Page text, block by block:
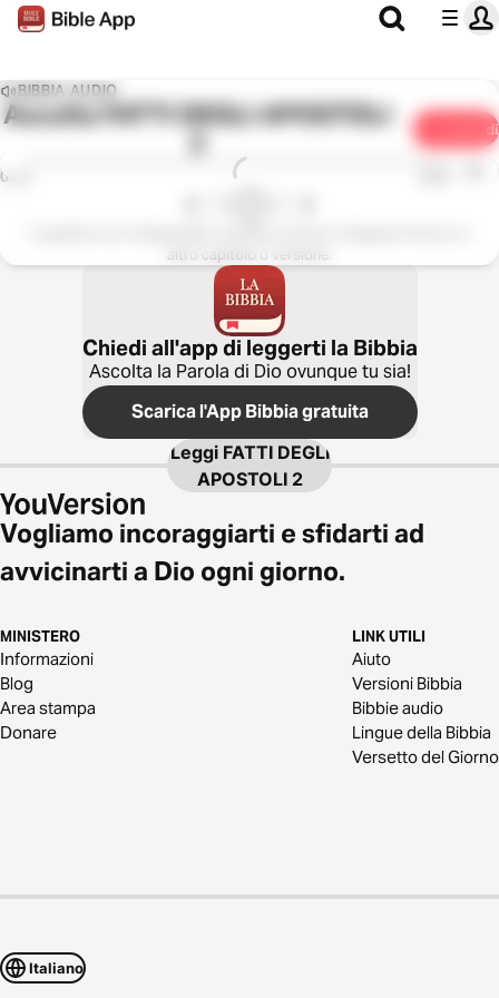
BIBBIA AUDIO
Ascolta FATTI DEGLI APOSTOLI
Condividi
0:00
altro capitolo o versione.
Chiedi all'app di leggerti la Bibbia
Ascolta la Parola di Dio ovunque tu sia!
Scarica l'App Bibbia gratuita
Leggi FATTI DEGLI
APOSTOLI 2
Vogliamo incoraggiarti e sfidarti ad
avvicinarti a Dio ogni giorno.
MINISTERO
Informazioni
Blog
Area stampa
Donare
LINK UTILI
Aiuto
Versioni Bibbia
Bibbie audio
Lingue della Bibbia
Versetto del Giorno
Italiano